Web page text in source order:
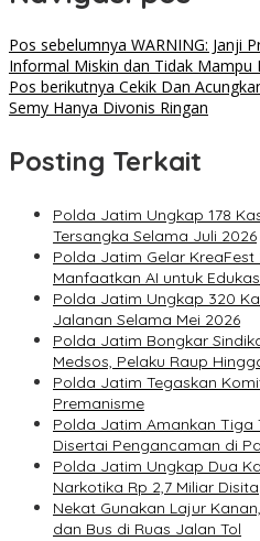
Pos sebelumnya WARNING: Janji
Informal Miskin dan Tidak Mampu
Pos berikutnya Cekik Dan
Semy Hanya Divonis Ringan
Posting Terkait
Polda Jatim Ungkap 178
Tersangka Selama Juli 2026
Polda Jatim Gelar KreaFest
Manfaatkan AI untuk
Polda Jatim Ungkap 320
Jalanan Selama Mei 2026
Polda Jatim Bongkar
Medsos, Pelaku Raup
Polda Jatim Tegaskan
Premanisme
Polda Jatim Amankan Tiga
Disertai Pengancaman di
Polda Jatim Ungkap Dua
Narkotika Rp 2,7 Miliar Disita
Nekat Gunakan Lajur
dan Bus di Ruas Jalan Tol